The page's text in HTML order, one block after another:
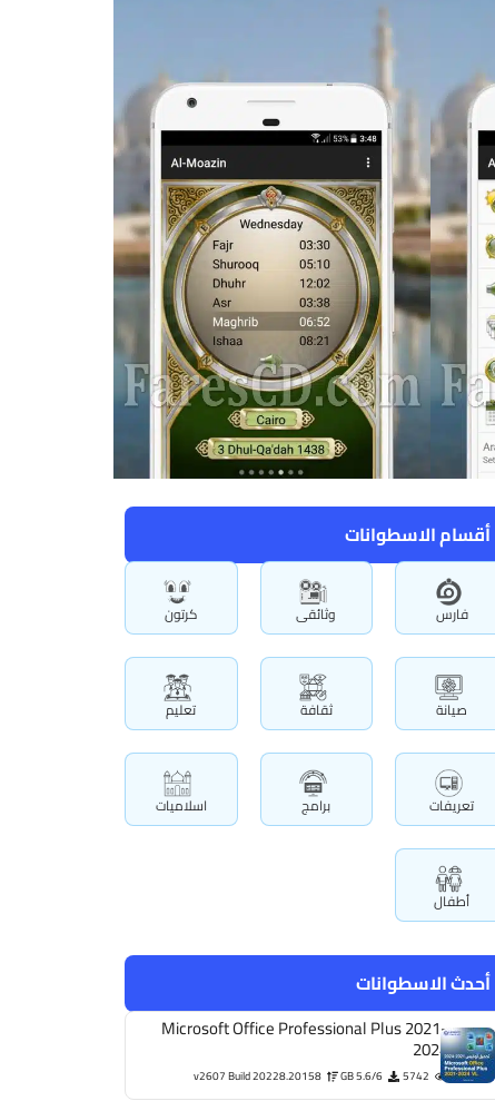
أقسام الاسطوانات
فارس وثائقى كرتون
صيانة ثقافة تعليم
تعريفات برامج اسلاميات
أطفال
أحدث الاسطوانات
Microsoft Office Professional Plus 2021-
2024
5742
5.6/6 GB
v2607 Build 20228.20158